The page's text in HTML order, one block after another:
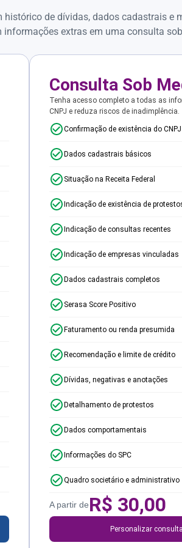
histórico de dívidas, dados cadastrais e
extras em uma consulta
Consulta Sob
Tenha acesso completo a todas as
CNPJ e reduza riscos de inadimplência.
Confirmação de existência do CNPJ
Dados cadastrais básicos
Situação na Receita Federal
Indicação de existência de
Indicação de consultas recentes
Indicação de empresas vinculadas
Dados cadastrais completos
Serasa Score Positivo
Faturamento ou renda presumida
Recomendação e limite de crédito
Dívidas, negativas e anotações
Detalhamento de protestos
Dados comportamentais
Informações do SPC
Quadro societário e administrativo
A partir deR$ 30,00
Personalizar consulta